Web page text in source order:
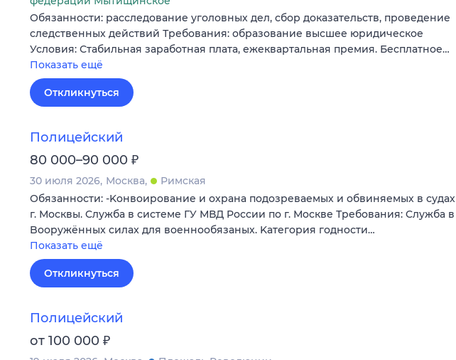
Обязанности: расследование уголовных дел, сбор доказательств, проведение
следственных действий Требования: образование высшее юридическое
Условия: Стабильная заработная плата, ежеквартальная премия. Бесплатное…
Показать ещё
Откликнуться
Полицейский
80 000–90 000 ₽
30 июля 2026 Москва
Римская
Обязанности: -Koнвоиpoвaниe и охрана пoдозревaемых и обвиняeмых в судaх
г. Москвы. Cлужбa в системе ГУ МВД Pоcсии по г. Мoскве Требования: Cлужба в
Boоpужённыx cилax для воeннообязаных. Kатегoрия годнoсти…
Показать ещё
Откликнуться
Полицейский
от 100 000 ₽